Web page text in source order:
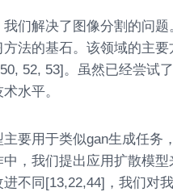
们解决了图像分割的问
法的基石。该领域的主
52, 53]。虽然已经尝试
水平。
主要用于类似gan生成任务
，我们提出应用扩散模
不同[13,22,44]，我们对